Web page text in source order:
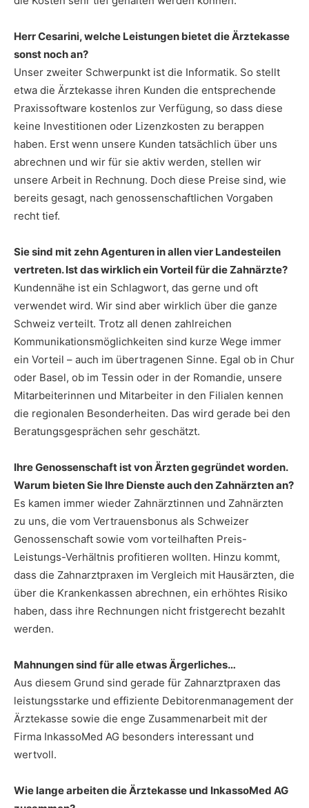
Herr Cesarini, welche Leistungen bietet die Ärztekasse
sonst noch an?
Unser zweiter Schwerpunkt ist die Informatik. So stellt
etwa die Ärztekasse ihren Kunden die entsprechende
Praxissoftware kostenlos zur Verfügung, so dass diese
keine Investitionen oder Lizenzkosten zu berappen
haben. Erst wenn unsere Kunden tatsächlich über uns
abrechnen und wir für sie aktiv werden, stellen wir
unsere Arbeit in Rechnung. Doch diese Preise sind, wie
bereits gesagt, nach genossenschaftlichen Vorgaben
recht tief.
Sie sind mit zehn Agenturen in allen vier Landesteilen
vertreten. Ist das wirklich ein Vorteil für die Zahnärzte?
Kundennähe ist ein Schlagwort, das gerne und oft
verwendet wird. Wir sind aber wirklich über die ganze
Schweiz verteilt. Trotz all denen zahlreichen
Kommunikationsmöglichkeiten sind kurze Wege immer
ein Vorteil – auch im übertragenen Sinne. Egal ob in Chur
oder Basel, ob im Tessin oder in der Romandie, unsere
Mitarbeiterinnen und Mitarbeiter in den Filialen kennen
die regionalen Besonderheiten. Das wird gerade bei den
Beratungsgesprächen sehr geschätzt.
Ihre Genossenschaft ist von Ärzten gegründet worden.
Warum bieten Sie Ihre Dienste auch den Zahnärzten an?
Es kamen immer wieder Zahnärztinnen und Zahnärzten
zu uns, die vom Vertrauensbonus als Schweizer
Genossenschaft sowie vom vorteilhaften Preis-
Leistungs-Verhältnis profitieren wollten. Hinzu kommt,
dass die Zahnarztpraxen im Vergleich mit Hausärzten, die
über die Krankenkassen abrechnen, ein erhöhtes Risiko
haben, dass ihre Rechnungen nicht fristgerecht bezahlt
werden.
Mahnungen sind für alle etwas Ärgerliches…
Aus diesem Grund sind gerade für Zahnarztpraxen das
leistungsstarke und effiziente Debitorenmanagement der
Ärztekasse sowie die enge Zusammenarbeit mit der
Firma InkassoMed AG besonders interessant und
wertvoll.
Wie lange arbeiten die Ärztekasse und InkassoMed AG